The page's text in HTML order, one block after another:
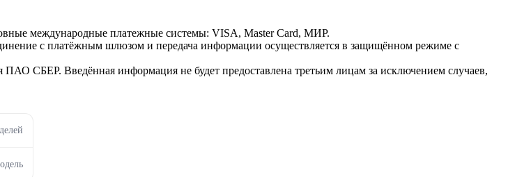
международные платежные системы: VISA, Master Card, МИР.
с платёжным шлюзом и передача информации осуществляется в защищённом режиме с
СБЕР. Введённая информация не будет предоставлена третьим лицам за исключением случаев,